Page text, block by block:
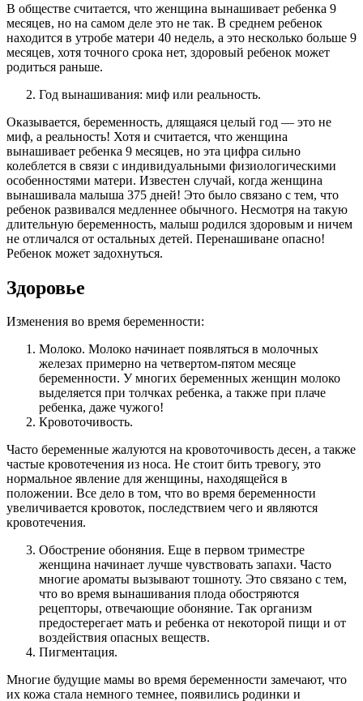
В обществе считается, что женщина вынашивает ребенка 9
месяцев, но на самом деле это не так. В среднем ребенок
находится в утробе матери 40 недель, а это несколько больше 9
месяцев, хотя точного срока нет, здоровый ребенок может
родиться раньше.
Год вынашивания: миф или реальность.
Оказывается, беременность, длящаяся целый год — это не
миф, а реальность! Хотя и считается, что женщина
вынашивает ребенка 9 месяцев, но эта цифра сильно
колеблется в связи с индивидуальными физиологическими
особенностями матери. Известен случай, когда женщина
вынашивала малыша 375 дней! Это было связано с тем, что
ребенок развивался медленнее обычного. Несмотря на такую
длительную беременность, малыш родился здоровым и ничем
не отличался от остальных детей. Перенашиване опасно!
Ребенок может задохнуться.
Здоровье
Изменения во время беременности:
Молоко. Молоко начинает появляться в молочных
железах примерно на четвертом-пятом месяце
беременности. У многих беременных женщин молоко
выделяется при толчках ребенка, а также при плаче
ребенка, даже чужого!
Кровоточивость.
Часто беременные жалуются на кровоточивость десен, а также
частые кровотечения из носа. Не стоит бить тревогу, это
нормальное явление для женщины, находящейся в
положении. Все дело в том, что во время беременности
увеличивается кровоток, последствием чего и являются
кровотечения.
Обострение обоняния. Еще в первом триместре
женщина начинает лучше чувствовать запахи. Часто
многие ароматы вызывают тошноту. Это связано с тем,
что во время вынашивания плода обостряются
рецепторы, отвечающие обоняние. Так организм
предостерегает мать и ребенка от некоторой пищи и от
воздействия опасных веществ.
Пигментация.
Многие будущие мамы во время беременности замечают, что
их кожа стала немного темнее, появились родинки и